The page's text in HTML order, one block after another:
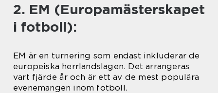
2. EM (Europamästerskapet
i fotboll):
EM är en turnering som endast inkluderar de
europeiska herrlandslagen. Det arrangeras
vart fjärde år och är ett av de mest populära
evenemangen inom fotboll.